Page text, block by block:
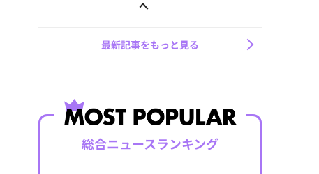
へ
最新記事をもっと見る
総合ニュースランキング